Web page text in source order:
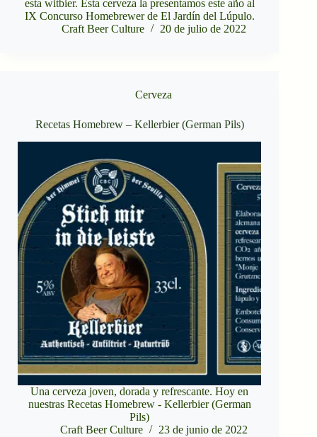
esta witbier. Esta cerveza la presentamos este año al
IX Concurso Homebrewer de El Jardín del Lúpulo.
Craft Beer Culture
20 de julio de 2022
Cerveza
Recetas Homebrew – Kellerbier (German Pils)
Una cerveza joven, dorada y refrescante. Hoy en
nuestras Recetas Homebrew - Kellerbier (German
Pils)
Craft Beer Culture
23 de junio de 2022